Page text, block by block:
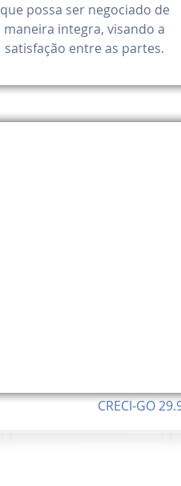
que possa ser negociado de
maneira integra, visando a
satisfação entre as partes.
CRECI-GO